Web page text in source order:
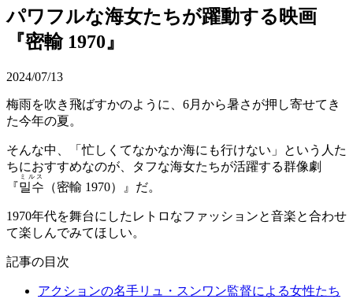
パワフルな海女たちが躍動する映画
『密輸 1970』
2024/07/13
梅雨を吹き飛ばすかのように、6月から暑さが押し寄せてき
た今年の夏。
そんな中、「忙しくてなかなか海にも行けない」という人た
ちにおすすめなのが、タフな海女たちが活躍する群像劇
『밀수
ミルス
（密輸 1970）』だ。
1970年代を舞台にしたレトロなファッションと音楽と合わせ
て楽しんでみてほしい。
記事の目次
アクションの名手リュ・スンワン監督による女性たち